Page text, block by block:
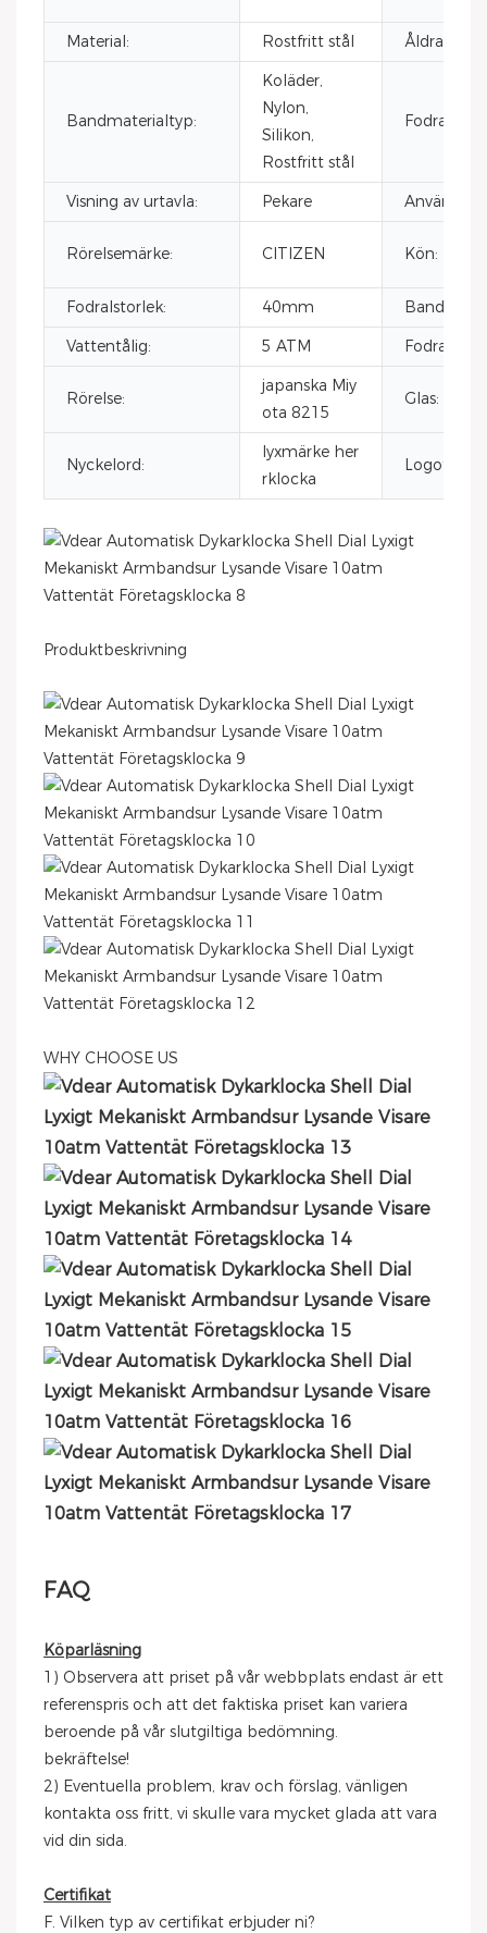
Material: Rostfritt stål Åldras:
Bandmaterialtyp:
Koläder,
Nylon,
Silikon,
Rostfritt stål
Visning av urtavla: Pekare Användare:
Rörelsemärke: CITIZEN Kön:
Fodralstorlek: 40mm
Vattentålig:
5 ATM
Rörelse:
japanska Miy
ota 8215
Glas:
Nyckelord:
lyxmärke her
rklocka
Logotyp:
Produktbeskrivning
WHY CHOOSE US
FAQ
Köparläsning
1) Observera att priset på vår webbplats endast är ett
referenspris och att det faktiska priset kan variera
beroende på vår slutgiltiga bedömning.
bekräftelse!
2) Eventuella problem, krav och förslag, vänligen
kontakta oss fritt, vi skulle vara mycket glada att vara
vid din sida.
Certifikat
F. Vilken typ av certifikat erbjuder ni?